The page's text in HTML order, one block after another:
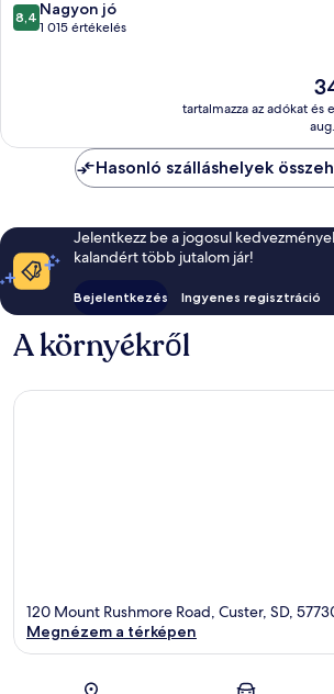
Custer
8.4
ennyiből:
8,4 Nagyon jó
1 015 értékelés
Az
ár
34
tartalmazza az adókat és
Hasonló szálláshelyek
Jelentkezz be a jogosul
kalandért több jutalom jár!
Bejelentkezés Ingyenes regisztráció
A környékről
120 Mount Rushmore Road, Custer, SD,
Megnézem a térképen